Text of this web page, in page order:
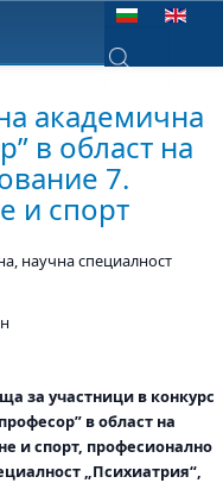
Изберете език
академична
в област на
7.
и спорт
научна специалност
за участници в конкурс
в област на
и спорт, професионално
„Психиатрия“,